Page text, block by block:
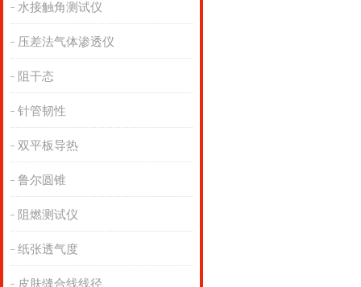
水接触角测试仪
压差法气体渗透仪
阻干态
针管韧性
双平板导热
鲁尔圆锥
阻燃测试仪
纸张透气度
皮肤缝合线线径